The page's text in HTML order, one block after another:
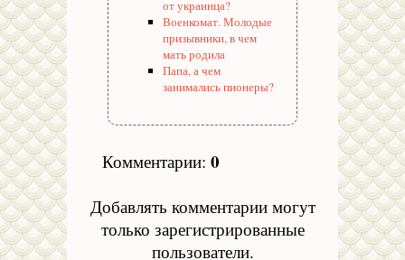
от украинца?
Военкомат. Молодые
призывники, в чем
мать родила
Папа, а чем
занимались пионеры?
Комментарии: 0
Добавлять комментарии могут
только зарегистрированные
пользователи.